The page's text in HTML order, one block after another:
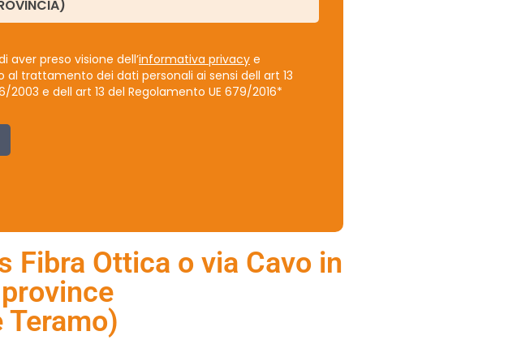
aver preso visione dell’informativa privacy e
al trattamento dei dati personali ai sensi dell art 13
2003 e dell art 13 del Regolamento UE 679/2016*
Ottica o via Cavo in
Teramo)